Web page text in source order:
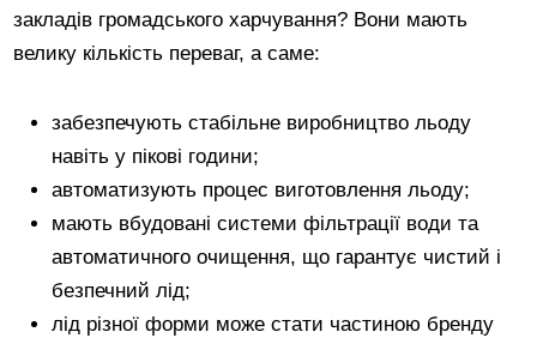
закладів громадського харчування? Вони мають
велику кількість переваг, а саме:
забезпечують стабільне виробництво льоду
навіть у пікові години;
автоматизують процес виготовлення льоду;
мають вбудовані системи фільтрації води та
автоматичного очищення, що гарантує чистий і
безпечний лід;
лід різної форми може стати частиною бренду